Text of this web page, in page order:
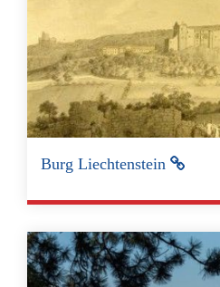
Burg Liechtenstein